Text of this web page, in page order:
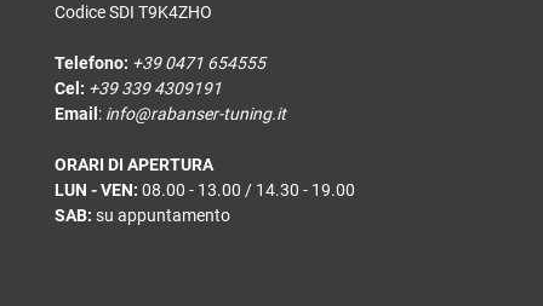
Codice SDI T9K4ZHO
Telefono: +39 0471 654555
Cel: +39 339 4309191
Email : info@rabanser-tuning.it
ORARI DI APERTURA
LUN - VEN: 08.00 - 13.00 / 14.30 - 19.00
SAB: su appuntamento